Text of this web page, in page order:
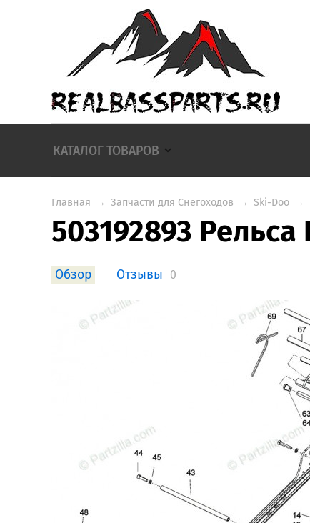
КАТАЛОГ ТОВАРОВ
Главная → Запчасти для Снегоходов → Ski-Doo →
503192893 Рельса
Обзор Отзывы 0